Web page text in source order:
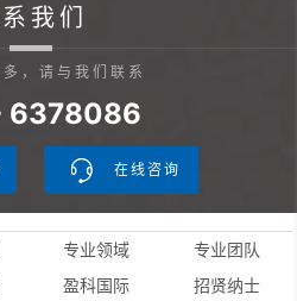
我们
，请与我们联系
6378086
在线咨询
专业领域
专业团队
盈科国际 招贤纳士